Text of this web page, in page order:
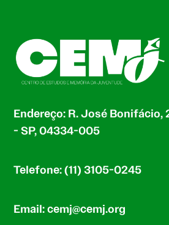
Endereço: R. José Bonifácio,
- SP, 04334-005
Telefone: (11) 3105-0245
Email: cemj@cemj.org